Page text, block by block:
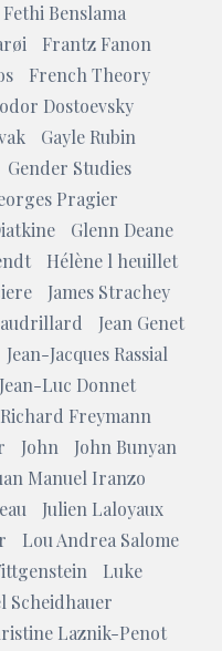
Fethi Benslama
Frantz Fanon
French Theory
Dostoevsky
Gayle Rubin
Gender Studies
Pragier
Glenn Deane
Hélène l heuillet
James Strachey
Jean Genet
Jean-Jacques Rassial
Jean-Luc Donnet
Freymann
John
John Bunyan
Manuel Iranzo
Julien Laloyaux
Lou Andrea Salome
Luke
Scheidhauer
Laznik-Penot